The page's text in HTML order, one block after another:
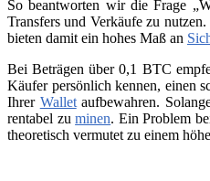
So beantworten wir die Frage
Transfers und Verkäufe zu
bieten damit ein hohes Maß an
Bei Beträgen über 0,1 BTC
Käufer persönlich kennen, einen
Ihrer Walletaufbewahren.
rentabel zuminen. Ein Problem
theoretisch vermutet zu einem